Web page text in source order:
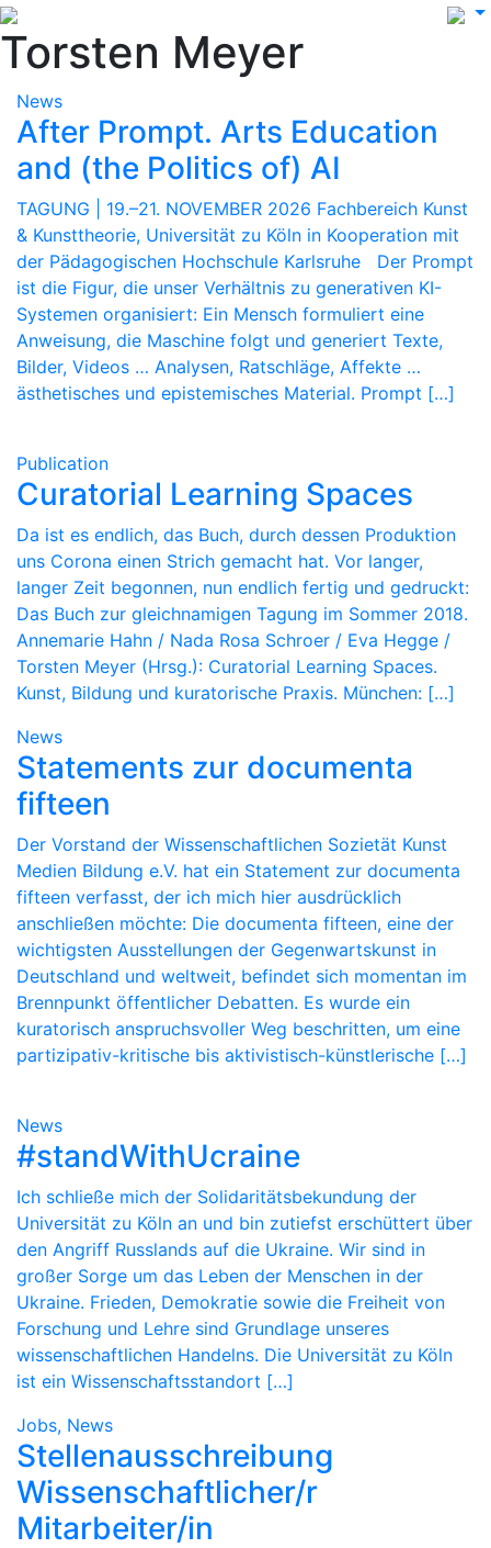
Torsten Meyer
News
After Prompt. Arts Education
and (the Politics of) AI
TAGUNG | 19.–21. NOVEMBER 2026 Fachbereich Kunst
& Kunsttheorie, Universität zu Köln in Kooperation mit
der Pädagogischen Hochschule Karlsruhe Der Prompt
ist die Figur, die unser Verhältnis zu generativen KI-
Systemen organisiert: Ein Mensch formuliert eine
Anweisung, die Maschine folgt und generiert Texte,
Bilder, Videos … Analysen, Ratschläge, Affekte …
ästhetisches und epistemisches Material. Prompt […]
Publication
Curatorial Learning Spaces
Da ist es endlich, das Buch, durch dessen Produktion
uns Corona einen Strich gemacht hat. Vor langer,
langer Zeit begonnen, nun endlich fertig und gedruckt:
Das Buch zur gleichnamigen Tagung im Sommer 2018.
Annemarie Hahn / Nada Rosa Schroer / Eva Hegge /
Torsten Meyer (Hrsg.): Curatorial Learning Spaces.
Kunst, Bildung und kuratorische Praxis. München: […]
News
Statements zur documenta
fifteen
Der Vorstand der Wissenschaftlichen Sozietät Kunst
Medien Bildung e.V. hat ein Statement zur documenta
fifteen verfasst, der ich mich hier ausdrücklich
anschließen möchte: Die documenta fifteen, eine der
wichtigsten Ausstellungen der Gegenwartskunst in
Deutschland und weltweit, befindet sich momentan im
Brennpunkt öffentlicher Debatten. Es wurde ein
kuratorisch anspruchsvoller Weg beschritten, um eine
partizipativ-kritische bis aktivistisch-künstlerische […]
News
#standWithUcraine
Ich schließe mich der Solidaritätsbekundung der
Universität zu Köln an und bin zutiefst erschüttert über
den Angriff Russlands auf die Ukraine. Wir sind in
großer Sorge um das Leben der Menschen in der
Ukraine. Frieden, Demokratie sowie die Freiheit von
Forschung und Lehre sind Grundlage unseres
wissenschaftlichen Handelns. Die Universität zu Köln
ist ein Wissenschaftsstandort […]
Jobs, News
Stellenausschreibung
Wissenschaftlicher/r
Mitarbeiter/in